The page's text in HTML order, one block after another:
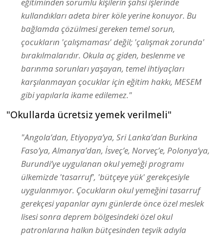
kullandıkları adeta birer köle yerine konuyor. Bu
bağlamda çözülmesi gereken temel sorun,
çocukların 'çalışmaması' değil; 'çalışmak zorunda'
bırakılmalarıdır. Okula aç giden, beslenme ve
barınma sorunları yaşayan, temel ihtiyaçları
karşılanmayan çocuklar için eğitim hakkı, MESEM
gibi yapılarla ikame edilemez."
"Okullarda ücretsiz yemek verilmeli"
"Angola’dan, Etiyopya’ya, Sri Lanka’dan Burkina
Faso’ya, Almanya’dan, İsveç’e, Norveç’e, Polonya’ya,
Burundi’ye uygulanan okul yemeği programı
ülkemizde 'tasarruf', 'bütçeye yük' gerekçesiyle
uygulanmıyor. Çocukların okul yemeğini tasarruf
gerekçesi yapanlar aynı günlerde önce özel meslek
lisesi sonra deprem bölgesindeki özel okul
patronlarına halkın bütçesinden teşvik adıyla